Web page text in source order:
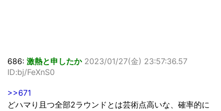
686: 激熱と申したか 2023/01/27(金) 23:57:36.57
ID:bj/FeXnS0
>>671
どハマり且つ全部2ラウンドとは芸術点高いな、確率的に